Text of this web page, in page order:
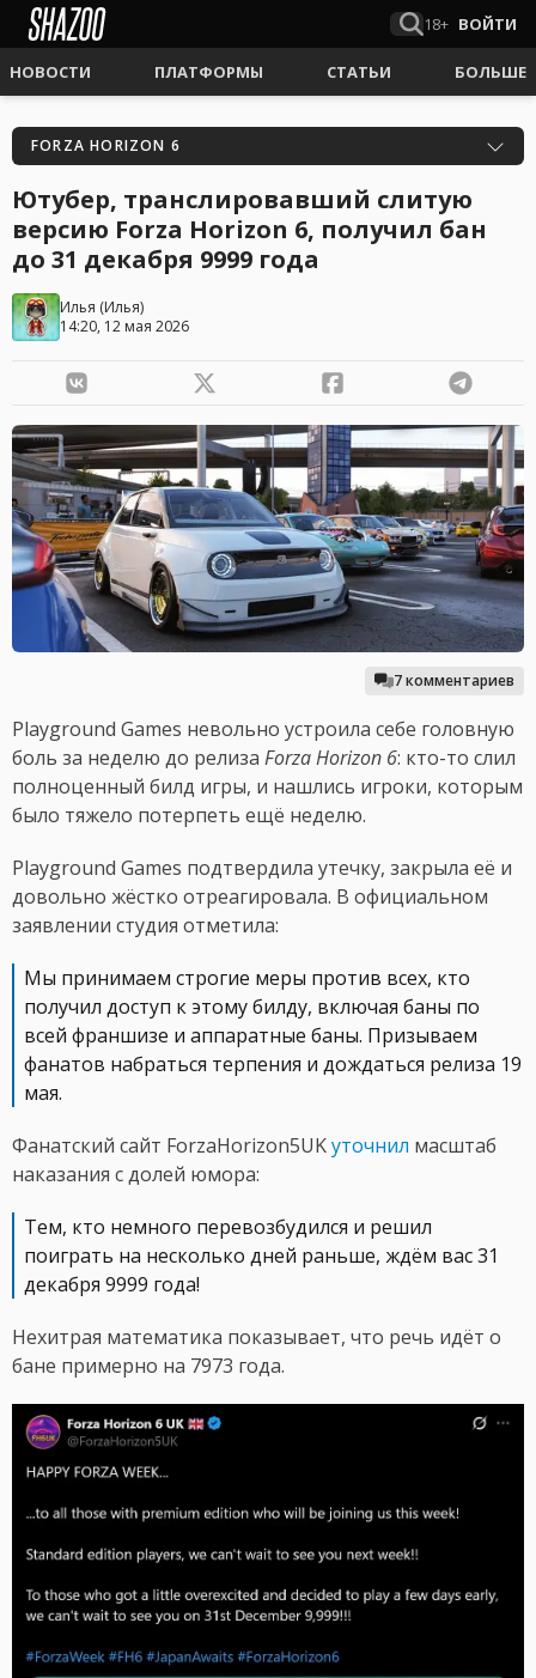
18+ ВОЙТИ
НОВОСТИ ПЛАТФОРМЫ СТАТЬИ БОЛЬШЕ
FORZA HORIZON 6
Ютубер, транслировавший слитую
версию Forza Horizon 6, получил бан
до 31 декабря 9999 года
Илья (Илья)
14:20, 12 мая 2026
7 комментариев
Playground Games невольно устроила себе головную
боль за неделю до релиза Forza Horizon 6: кто-то слил
полноценный билд игры, и нашлись игроки, которым
было тяжело потерпеть ещё неделю.
Playground Games подтвердила утечку, закрыла её и
довольно жёстко отреагировала. В официальном
заявлении студия отметила:
Мы принимаем строгие меры против всех, кто
получил доступ к этому билду, включая баны по
всей франшизе и аппаратные баны. Призываем
фанатов набраться терпения и дождаться релиза 19
мая.
Фанатский сайт ForzaHorizon5UKуточнил масштаб
наказания с долей юмора:
Тем, кто немного перевозбудился и решил
поиграть на несколько дней раньше, ждём вас 31
декабря 9999 года!
Нехитрая математика показывает, что речь идёт о
бане примерно на 7973 года.